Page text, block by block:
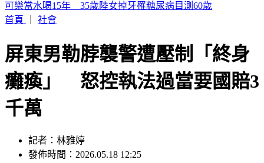
IU無預警召喚前男友 韓網替「她」心疼：很不舒服
首頁
社會
屏東男勒脖襲警遭壓制「終身
癱瘓」 怒控執法過當要國賠3
千萬
記者：林雅婷
發佈時間：2026.05.18 12:25